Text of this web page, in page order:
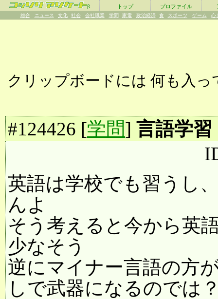
β トップ プロファイル
総合 ニュース 文化 社会 会社職業 学問 家電 政治経済 食 スポーツ ゲーム 心
クリップボードには 何も入っ
#124426 [学問] 言語学習
英語は学校でも習うし
んよ
そう考えると今から英
少なそう
逆にマイナー言語の方
しで武器になるのでは